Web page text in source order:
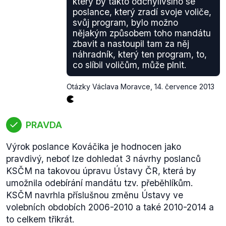
návrhů. K DPH se vztahoval návrh komunistického
Petra Braného(.pdf, strana 40), kde
navrhuje zrušit plánované zvýšení snížené sazby
byl návrh na zvýšení DPH (o 1
procentní bod u obou sazeb) součástíbalíku změn
Ten byl navíc na žádnost vlády projednáván ve
zrychleném řízení tzv. ve stavu legislativní nouze. I
zde navrhla komunistická poslankyně
Vostrá
zákon o dani z přidané hodnoty.
dvakrát. Nejprve v roce 2011 prošel návrh, který
sníženou sazbu zvýšil z 10 na 14 % s tím, že v roce
2013 se má DPH sjednodit na jediné sazbě ve výši
17,5 %.
Během tohoto projednávání v září2011předložil
poslanec KSČM Jiří Dolejšpozměňovací návrh
poslance, který zradí svoje voliče,
svůj program, bylo možno
nějakým způsobem toho mandátu
zbavit a nastoupil tam za něj
náhradník, který ten program, to,
co slíbil voličům, může plnit.
Otázky Václava Moravce 14. července 2013
PRAVDA
Výrok poslance Kováčika je hodnocen jako
pravdivý, neboť lze dohledat 3 návrhy poslanců
KSČM na takovou úpravu Ústavy ČR, která by
umožnila odebírání mandátu tzv. přeběhlíkům.
KSČM navrhla příslušnou změnu Ústavy ve
volebních obdobích 2006-2010 a také 2010-2014 a
to celkem třikrát.